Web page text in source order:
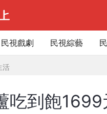
民視戲劇 民視綜藝
活
吃到飽